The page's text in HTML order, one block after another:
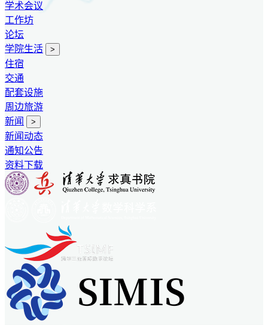
学术会议
工作坊
论坛
学院生活
>
住宿
交通
配套设施
周边旅游
新闻
>
新闻动态
通知公告
资料下载